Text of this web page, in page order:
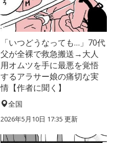
「いつどうなっても…」70代
父が全裸で救急搬送→大人
用オムツを手に最悪を覚悟
するアラサー娘の痛切な実
情【作者に聞く】
全国
2026年5月10日 17:35 更新